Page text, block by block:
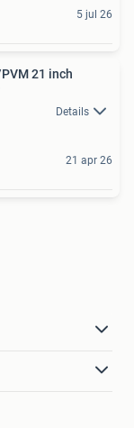
5 jul 26
21 inch
Details
21 apr 26